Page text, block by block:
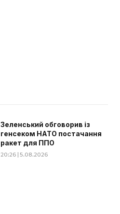
Зеленський обговорив із
генсеком НАТО постачання
ракет для ППО
20:26 | 5.08.2026